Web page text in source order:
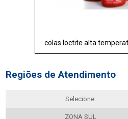
colas loctite alta
Regiões de Atendimento
Selecione:
ZONA SUL